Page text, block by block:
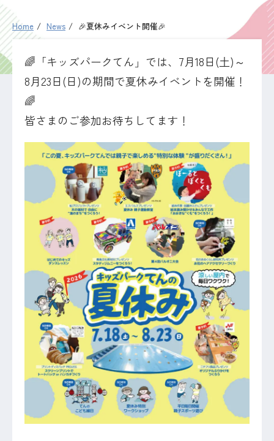
Home News 🎉夏休みイベント開催🎉
🌈「キッズパークてん」では、7月18日(土)～
8月23日(日)の期間で夏休みイベントを開催！
🌈
皆さまのご参加お待ちしてます！